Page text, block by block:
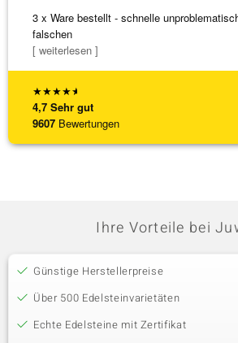
★★★★★
4,7 Sehr gut
9607 Bewertungen
3 x Ware bestellt - schnelle
falschen
[ weiterlesen ]
Ihre Vorteile bei
Günstige Herstellerpreise
Über 500 Edelsteinvarietäten
Echte Edelsteine mit Zertifikat